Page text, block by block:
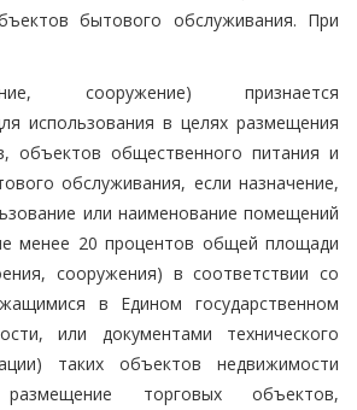
бытового обслуживания. При
сооружение) признается
использования в целях размещения
объектов общественного питания и
обслуживания, если назначение,
или наименование помещений
менее 20 процентов общей площади
сооружения) в соответствии со
в Едином государственном
или документами технического
таких объектов недвижимости
размещение торговых объектов,